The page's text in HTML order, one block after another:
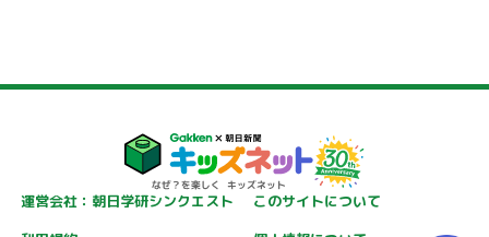
運営会社：朝日学研シンクエスト
このサイトについて